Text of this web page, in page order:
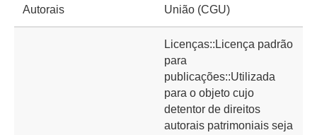
Autorais
União (CGU)
Licenças::Licença padrão
para
publicações::Utilizada
para o objeto cujo
detentor de direitos
autorais patrimoniais seja